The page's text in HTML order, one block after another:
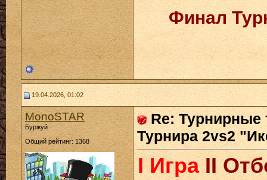
Финал
19.04.2026, 01:02
MonoSTAR
Буржуй
Общий рейтинг: 1368
Re: Турнирные
Турнира 2vs2
I ИграII